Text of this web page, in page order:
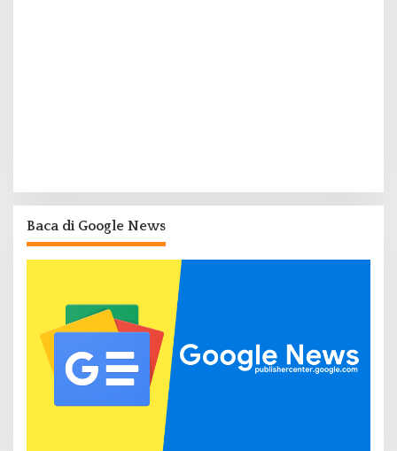
Baca di Google News